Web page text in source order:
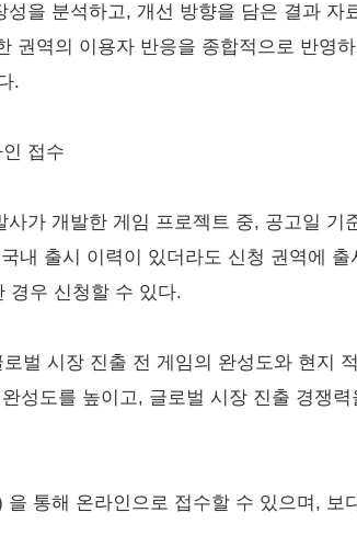
을 분석하고, 개선 방향을 담은 결과 자
권역의 이용자 반응을 종합적으로 반영
.
접수
가 개발한 게임 프로젝트 중, 공고일 기
내 출시 이력이 있더라도 신청 권역에
경우 신청할 수 있다.
벌 시장 진출 전 게임의 완성도와 현지
성도를 높이고, 글로벌 시장 진출 경쟁
통해 온라인으로 접수할 수 있으며, 보